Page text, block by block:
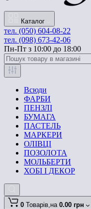
Каталог
тел. (050) 604-08-22
тел. (098) 673-42-06
Пн-Пт з 10:00 до 18:00
Всюди
ФАРБИ
ПЕНЗЛІ
БУМАГА
ПАСТЕЛЬ
МАРКЕРИ
ОЛІВЦІ
ПОЗОЛОТА
МОЛЬБЕРТИ
ХОБІ І ДЕКОР
0 Товарів,на 0.00 грн